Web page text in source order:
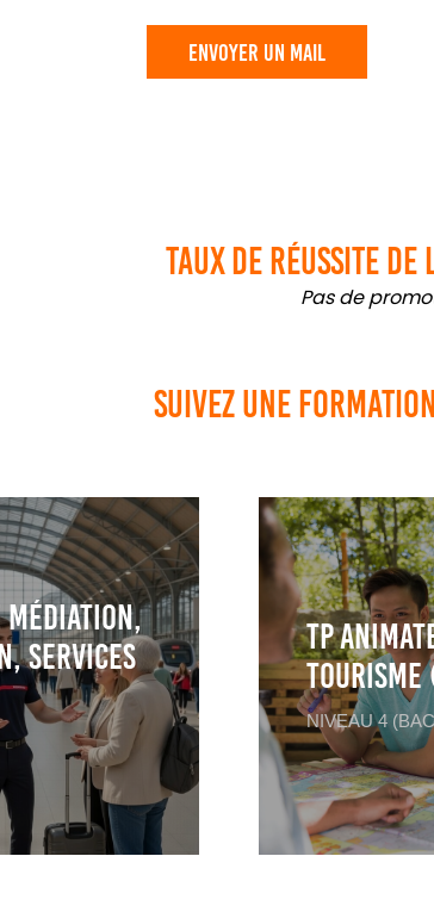
envoyer un mail
Taux de réussite
Pas de
Suivez une
Médiation,
Services
TP
NIVEAU 4